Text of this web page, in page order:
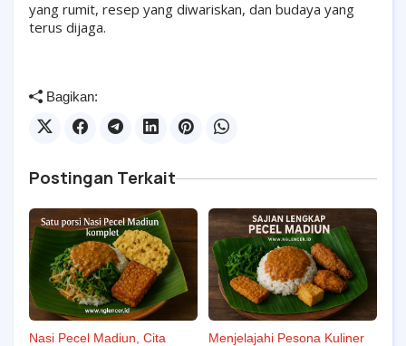
yang rumit, resep yang diwariskan, dan budaya yang
terus dijaga.
Bagikan:
Postingan Terkait
Nasi Pecel Madiun, Cita
Menjelajahi Pesona Kuliner